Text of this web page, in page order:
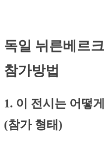
독일 뉘른베르
참가방법
1. 이 전시는 어떻
(참가 형태)